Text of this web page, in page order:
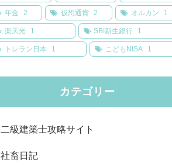
年金 2 仮想通貨 2 オルカン 1
楽天光 1 SBI新生銀行 1
トレラン日本 1 こどもNISA 1
カテゴリー
二級建築士攻略サイト
社畜日記